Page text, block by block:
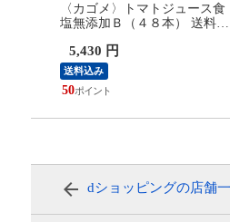
〈カゴメ〉トマトジュース食
塩無添加Ｂ（４８本） 送料込
5,430 円
送料込み
50
dショッピングの店舗